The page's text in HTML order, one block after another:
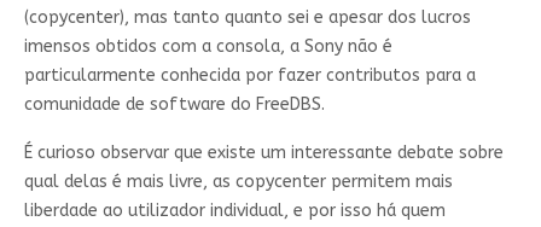
(copycenter), mas tanto quanto sei e apesar dos lucros
imensos obtidos com a consola, a Sony não é
particularmente conhecida por fazer contributos para a
comunidade de software do FreeDBS.
É curioso observar que existe um interessante debate sobre
qual delas é mais livre, as copycenter permitem mais
liberdade ao utilizador individual, e por isso há quem